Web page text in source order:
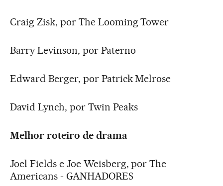
Craig Zisk, por The Looming Tower
Barry Levinson, por Paterno
Edward Berger, por Patrick Melrose
David Lynch, por Twin Peaks
Melhor roteiro de drama
Joel Fields e Joe Weisberg, por The
Americans - GANHADORES